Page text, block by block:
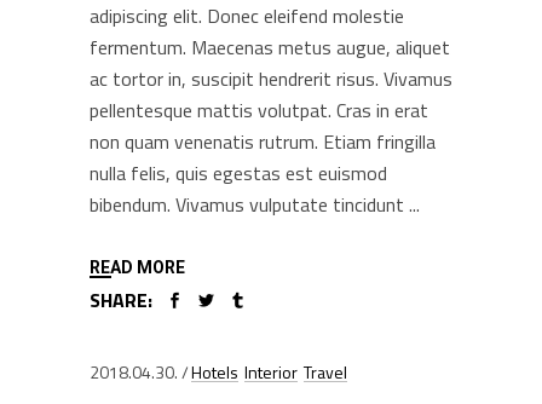
adipiscing elit. Donec eleifend molestie
fermentum. Maecenas metus augue, aliquet
ac tortor in, suscipit hendrerit risus. Vivamus
pellentesque mattis volutpat. Cras in erat
non quam venenatis rutrum. Etiam fringilla
nulla felis, quis egestas est euismod
bibendum. Vivamus vulputate tincidunt
READ MORE
SHARE:
2018.04.30. Hotels Interior Travel